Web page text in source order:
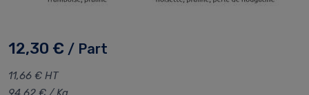
12,30 € / Part
11,66 € HT